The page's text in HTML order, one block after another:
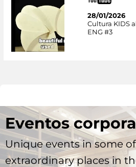
28/01/2026
Cultura KIDS
ENG #3
Eventos
Unique events in some
extraordinary places in